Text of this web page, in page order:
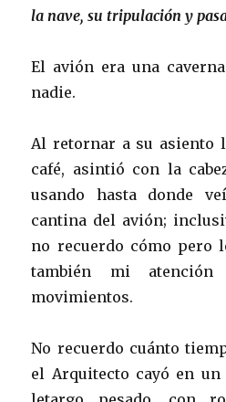
la nave, su tripulación y
El avión era una
nadie.
Al retornar a su asiento
café, asintió con la
usando hasta donde
cantina del avión;
no recuerdo cómo pero
también mi
movimientos.
No recuerdo cuánto
el Arquitecto cayó en